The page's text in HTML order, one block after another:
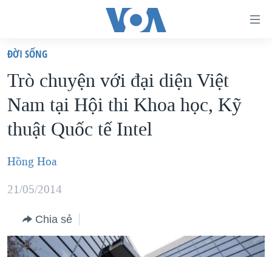
truy
cập
Tới
nội
chính
điều
hướng
chính
Đi
VIỆT NAM
HOA KỲ
BIỂN ĐÔNG
THẾ GIỚI
DIỄN ĐÀN
MỤC
TỰ DO BÁO CHÍ
CHUYÊN ĐỀ
ÐỜI SỐNG
Trò chuyện với đại diện Việt
Nam tại Hội thi Khoa học, Kỹ
thuật Quốc tế Intel
Hồng Hoa
21/05/2014
Chia sẻ